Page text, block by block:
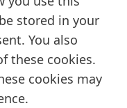
stored in your
You also
these cookies.
cookies may